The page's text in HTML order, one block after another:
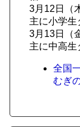
3月12日
主に小学生
3月13日
主に中高生
全国
むぎ